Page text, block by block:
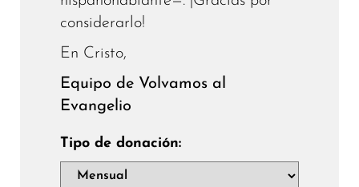
considerarlo!
En Cristo,
Equipo de Volvamos al
Evangelio
Tipo de donación: